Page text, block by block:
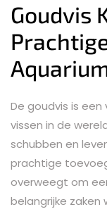
Goudvis
De goudvis is
vissen in de
schubben en
prachtige
overweegt om
belangrijke zaken